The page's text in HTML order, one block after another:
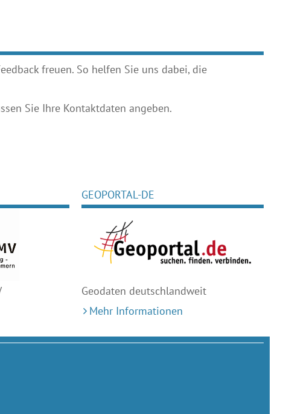
freuen. So helfen Sie uns dabei, die
Sie Ihre Kontaktdaten angeben.
GEOPORTAL-DE
Geodaten deutschlandweit
Mehr Informationen